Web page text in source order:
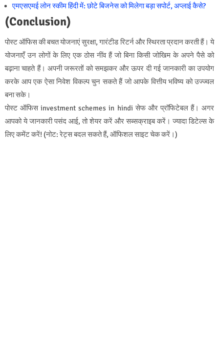
एमएसएमई लोन स्कीम हिंदी में: छोटे बिजनेस को मिलेगा बड़ा सपोर्ट, अप्लाई कैसे?
(Conclusion)
पोस्ट ऑफिस की बचत योजनाएं सुरक्षा, गारंटीड रिटर्न और स्थिरता प्रदान करती हैं। ये
योजनाएँ उन लोगों के लिए एक ठोस नींव हैं जो बिना किसी जोखिम के अपने पैसे को
बढ़ाना चाहते हैं। अपनी जरूरतों को समझकर और ऊपर दी गई जानकारी का उपयोग
करके आप एक ऐसा निवेश विकल्प चुन सकते हैं जो आपके वित्तीय भविष्य को उज्ज्वल
बना सके।
पोस्ट ऑफिस investment schemes in hindi सेफ और प्रॉफिटेबल हैं। अगर
आपको ये जानकारी पसंद आई, तो शेयर करें और सब्सक्राइब करें। ज्यादा डिटेल्स के
लिए कमेंट करें! (नोट: रेट्स बदल सकते हैं, ऑफिशल साइट चेक करें।)